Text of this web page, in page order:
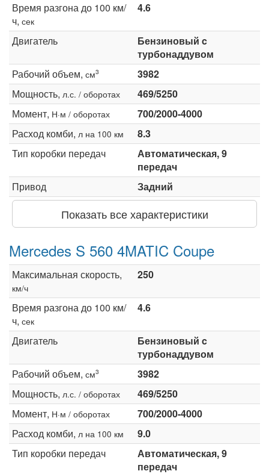
Время разгона до 100 км/
ч, сек
4.6
Двигатель
Бензиновый c
турбонаддувом
Рабочий объем, см3
3982
Мощность, л.с. / оборотах
469/5250
Момент, Н·м / оборотах
700/2000-4000
Расход комби, л на 100 км
8.3
Тип коробки передач
Автоматическая, 9
передач
Привод
Задний
Показать все характеристики
Mercedes S 560 4MATIC Coupe
Максимальная скорость,
км/ч
250
Время разгона до 100 км/
ч, сек
4.6
Двигатель
Бензиновый c
турбонаддувом
Рабочий объем, см3
3982
Мощность, л.с. / оборотах
469/5250
Момент, Н·м / оборотах
700/2000-4000
Расход комби, л на 100 км
9.0
Тип коробки передач
Автоматическая, 9
передач